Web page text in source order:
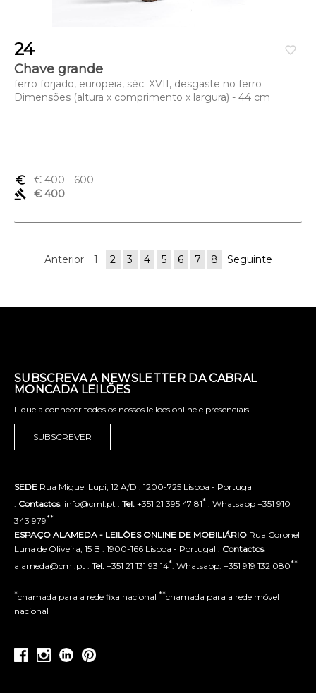
favorite_border
24
Chave grande
ferro forjado, europeia, séc. XVII, desgaste no ferro
Dimensões (altura x comprimento x largura) - 44 cm
euro_symbol € 400 - 600
gavel
€ 400
Anterior 1 2 3 4 5 6 7 8 Seguinte
SUBSCREVA A NEWSLETTER DA CABRAL
MONCADA LEILÕES
Fique a conhecer todos os nossos leilões online e presenciais!
SUBSCREVER
SEDE Rua Miguel Lupi, 12 A/D . 1200-725 Lisboa - Portugal
. Contactos: info@cml.pt . Tel. +351 21 395 47 81* . Whatsapp +351 910
343 979**
ESPAÇO ALAMEDA - LEILÕES ONLINE DE MOBILIÁRIO Rua Coronel
Luna de Oliveira, 15 B . 1900-166 Lisboa - Portugal . Contactos:
alameda@cml.pt . Tel. +351 21 131 93 14*. Whatsapp. +351 919 132 080**
*chamada para a rede fixa nacional **chamada para a rede móvel
nacional